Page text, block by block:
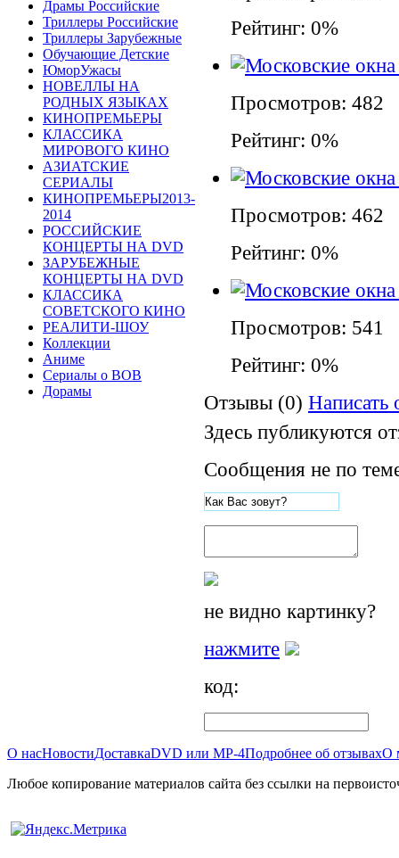
Драмы Российские
Триллеры Российские
Триллеры Зарубежные
Обучающие Детские
ЮморУжасы
НОВЕЛЛЫ НА
РОДНЫХ ЯЗЫКАХ
КИНОПРЕМЬЕРЫ
КЛАССИКА
МИРОВОГО КИНО
АЗИАТСКИЕ
СЕРИАЛЫ
КИНОПРЕМЬЕРЫ2013-
2014
РОССИЙСКИЕ
КОНЦЕРТЫ НА DVD
ЗАРУБЕЖНЫЕ
КОНЦЕРТЫ НА DVD
КЛАССИКА
СОВЕТСКОГО КИНО
РЕАЛИТИ-ШОУ
Коллекции
Аниме
Сериалы о ВОВ
Дорамы
Рейтинг: 0%
Просмотров: 482
Рейтинг: 0%
Просмотров: 462
Рейтинг: 0%
Просмотров: 541
Рейтинг: 0%
Отзывы (0) Написать
Здесь публикуются
Сообщения не по
не видно картинку?
нажмите
код:
О насНовостиДоставкаDVD или MP-4Подробнее об отзывахО
Любое копирование материалов сайта без ссылки на